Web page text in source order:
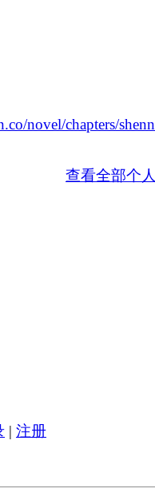
novel/chapters/
查看全部个
| 注册